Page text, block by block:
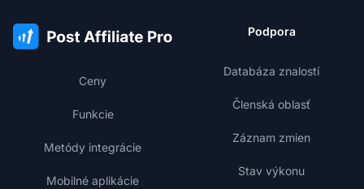
Ceny
Funkcie
Metódy integrácie
Mobilné aplikácie
Podpora
Databáza znalostí
Členská oblasť
Záznam zmien
Stav výkonu